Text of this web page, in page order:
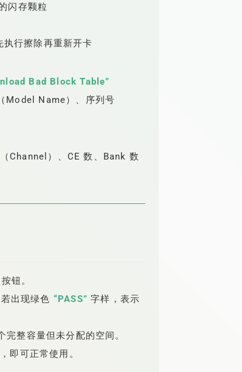
闪存颗粒
执行擦除再重新开卡
Bad Block Table”
Model Name）、序列号
Channel）、CE 数、Bank 数
按钮。
出现绿色 “PASS” 字样，表示
整容量但未分配的空间。
即可正常使用。